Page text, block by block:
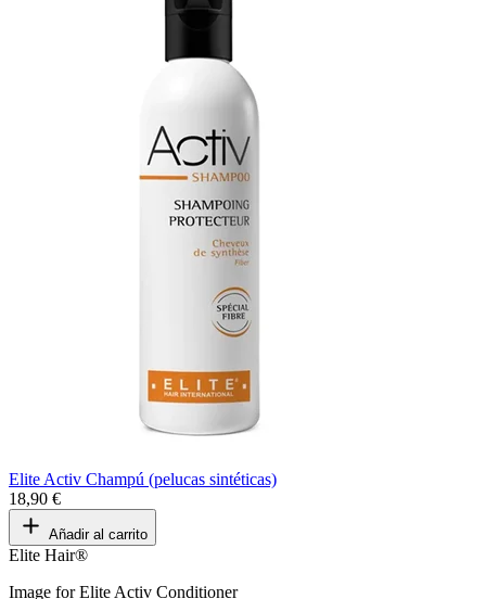
Elite Activ Champú (pelucas sintéticas)
18,90 €
Añadir al carrito
Elite Hair®
Image for Elite Activ Conditioner